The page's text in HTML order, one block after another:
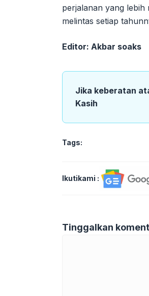
perjalanan yang lebih
melintas setiap
Editor: Akbar soaks
Jika keberatan
Kasih
Tags:
Ikutikami :
Tinggalkan